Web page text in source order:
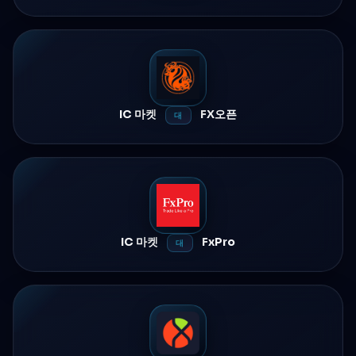
IC 마켓 대 FX오픈
IC 마켓 대 FxPro